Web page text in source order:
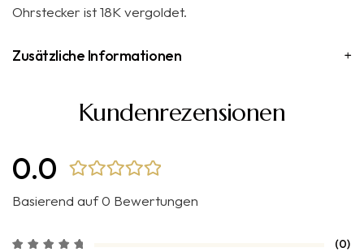
Ohrstecker ist 18K vergoldet.
Zusätzliche Informationen
Kundenrezensionen
0.0
Basierend auf 0 Bewertungen
(0)